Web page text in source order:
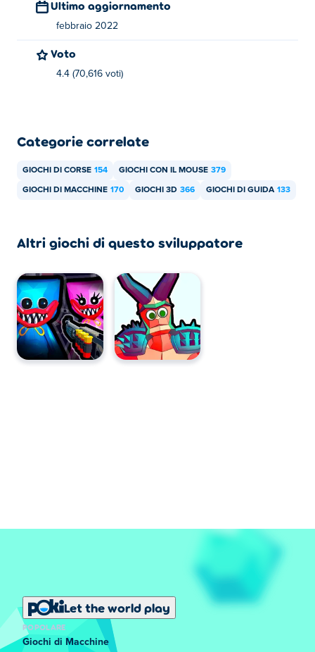
Neon Flytron: Cyberpunk Racer è stato creato da
GoGoMan. Questo è il loro primo gioco su Poki!
Posso giocare gratuitamente a Neon Flytron:
Racer su dispositivi mobili e desktop?
Ultimo aggiornamento
febbraio 2022
Voto
4.4 (70,616 voti)
Categorie correlate
GIOCHI DI CORSE 154 GIOCHI CON IL MOUSE 379
GIOCHI DI MACCHINE 170 GIOCHI 3D 366 GIOCHI DI GUIDA 133
Altri giochi di questo sviluppatore
Let the world play
POPOLARE
Giochi di Macchine